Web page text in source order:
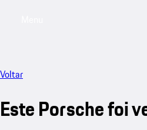
Voltar
Este Porsche foi